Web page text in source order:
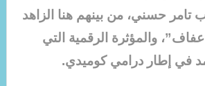
تامر حسني، من بينهم هنا الزاهد
والمؤثرة الرقمية التي
في إطار درامي كوميدي.